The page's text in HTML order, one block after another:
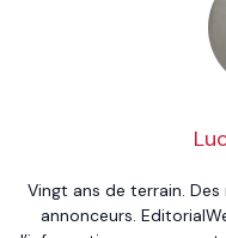
Vingt ans de terrain.
annonceurs.